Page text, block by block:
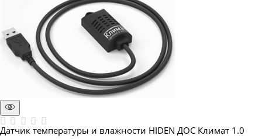
Датчик температуры и влажности HIDEN ДОС Климат 1.0